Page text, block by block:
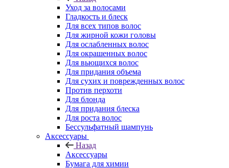
Уход за волосами
Гладкость и блеск
Для всех типов волос
Для жирной кожи головы
Для ослабленных волос
Для окрашенных волос
Для вьющихся волос
Для придания объема
Для сухих и поврежденных волос
Против перхоти
Для блонда
Для придания блеска
Для роста волос
Бессульфатный шампунь
Аксессуары
Назад
Аксессуары
Бумага для химии